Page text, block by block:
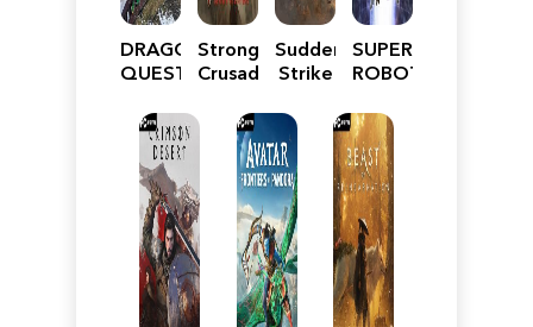
DRAGON
QUEST
Reimagined
Stronghold
Crusader:
Edition
Sudden
Strike
SUPER
ROBOT
Y